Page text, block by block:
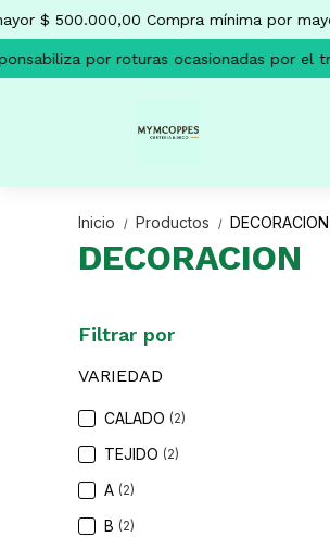
$ 500.000,00 Compra mínima por
por roturas ocasionadas por el
Inicio / Productos / DECORACION
DECORACION
Filtrar por
VARIEDAD
CALADO (2)
TEJIDO (2)
A (2)
B (2)